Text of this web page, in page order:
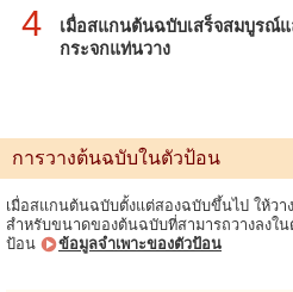
4
เมื่อสแกนต้นฉบับเสร็จสมบูรณ์
กระจกแท่นวาง
การวางต้นฉบับในตัวป้อน
เมื่อสแกนต้นฉบับตั้งแต่สองฉบับขึ้นไป ให้ว
สำหรับขนาดของต้นฉบับที่สามารถวางลงใ
ป้อน
ข้อมูลจำเพาะของตัวป้อน